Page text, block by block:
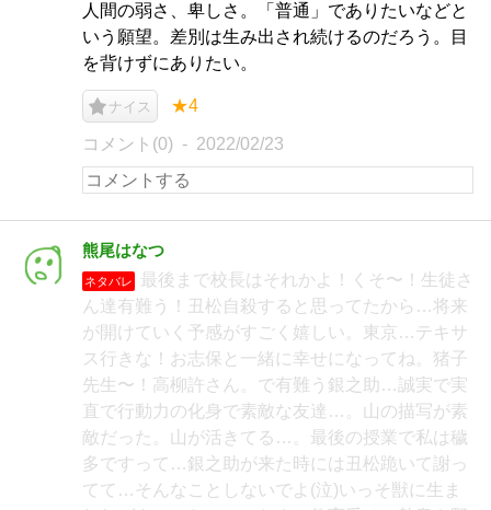
人間の弱さ、卑しさ。「普通」でありたいなどと
いう願望。差別は生み出され続けるのだろう。目
を背けずにありたい。
ナイス ★4
コメント(0) 2022/02/23
熊尾はなつ
ネタバレ
最後まで校長はそれかよ！くそ〜！生徒さ
ん達有難う！丑松自殺すると思ってたから…将来
が開けていく予感がすごく嬉しい。東京…テキサ
ス行きな！お志保と一緒に幸せになってね。猪子
先生〜！高柳許さん。で有難う銀之助…誠実で実
直で行動力の化身で素敵な友達…。山の描写が素
敵だった。山が活きてる…。最後の授業で私は穢
多ですって…銀之助が来た時には丑松跪いて謝っ
てて…そんなことしないでよ(泣)いっそ獣に生ま